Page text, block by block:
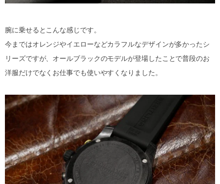
腕に乗せるとこんな感じです。
今まではオレンジやイエローなどカラフルなデザインが多かったシ
リーズですが、オールブラックのモデルが登場したことで普段のお
洋服だけでなくお仕事でも使いやすくなりました。